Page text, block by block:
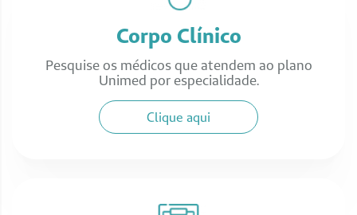
Corpo Clínico
Pesquise os médicos que atendem ao plano
Unimed por especialidade.
Clique aqui